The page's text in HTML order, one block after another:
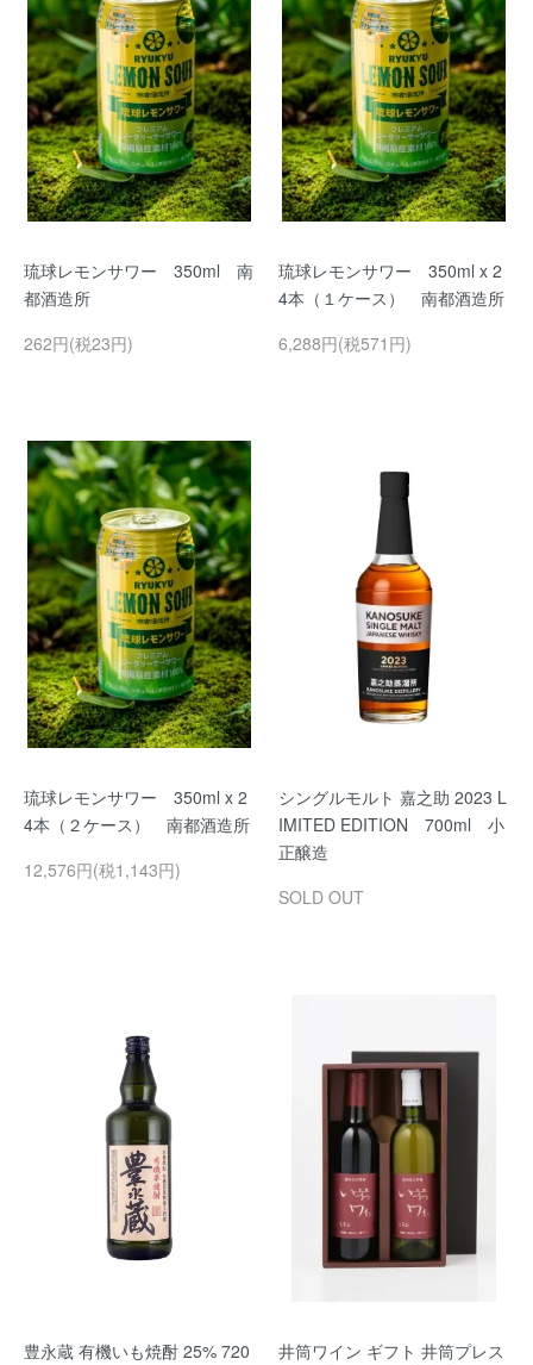
琉球レモンサワー 350ml 南
都酒造所
262円(税23円)
琉球レモンサワー 350ml x 2
4本（１ケース） 南都酒造所
6,288円(税571円)
琉球レモンサワー 350ml x 2
4本（２ケース） 南都酒造所
12,576円(税1,143円)
シングルモルト 嘉之助 2023 L
IMITED EDITION 700ml 小
正醸造
SOLD OUT
豊永蔵 有機いも焼酎 25% 720
井筒ワイン ギフト 井筒プレス